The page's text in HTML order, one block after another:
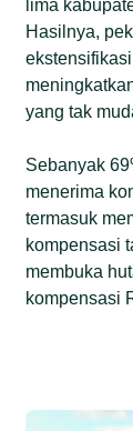
lima
Hasilnya,
yang tak
Sebanyak
menerima
termasuk
kompensasi
membuka
kompensasi